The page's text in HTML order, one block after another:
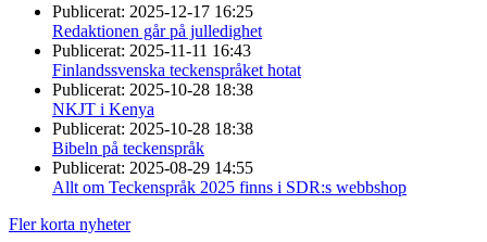
Publicerat: 2025-12-17 16:25
Redaktionen går på julledighet
Publicerat: 2025-11-11 16:43
Finlandssvenska teckenspråket hotat
Publicerat: 2025-10-28 18:38
NKJT i Kenya
Publicerat: 2025-10-28 18:38
Bibeln på teckenspråk
Publicerat: 2025-08-29 14:55
Allt om Teckenspråk 2025 finns i SDR:s webbshop
Fler korta nyheter